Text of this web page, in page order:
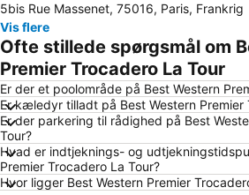
4 Arrondissement de l'Hôtel de Ville
18
9 Arrondissement de l'Opéra
Canal
Stade de France stadion
Orly
Gare de Lyon togstation
11
8 Arrondissement de l'Élysée
Notre-Dame Cathedral
7 Arrondissement du Palais Bourbon
2 Arrondissement de la Bourse
Louvre
5bis Rue Massenet, 75016, Paris, Frankrig
Vis flere
Ofte stillede spørgsmål om
Premier Trocadero La Tour
Er der et poolområde på Best Western
Er kæledyr tilladt på Best Western Premier
Er der parkering til rådighed på Best
Tour?
Hvad er indtjeknings- og
Premier Trocadero La Tour?
Hvor ligger Best Western Premier